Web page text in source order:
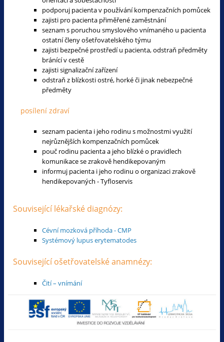
podporuj pacienta v používání kompenzačních pomůcek
zajisti pro pacienta přiměřené zaměstnání
seznam s poruchou smyslového vnímaného u pacienta
ostatní členy ošetřovatelského týmu
zajisti bezpečné prostředí u pacienta, odstraň předměty
bránící v cestě
zajisti signalizační zařízení
odstraň z blízkosti ostré, horké či jinak nebezpečné
předměty
posílení zdraví
seznam pacienta i jeho rodinu s možnostmi využití
nejrůznějších kompenzačních pomůcek
pouč rodinu pacienta a jeho blízké o pravidlech
komunikace se zrakově hendikepovaným
informuj pacienta i jeho rodinu o organizaci zrakově
hendikepovaných - Tyfloservis
Související lékařské diagnózy:
Cévní mozková příhoda - CMP
Systémový lupus erytematodes
Související ošetřovatelské anamnézy:
Čití – vnímání